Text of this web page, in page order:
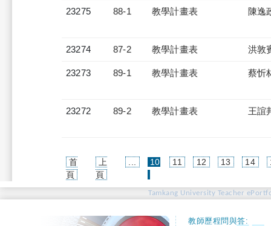
23275 88-1 教學計畫表 陳逸
23274 87-2 教學計畫表 洪敦
23273 89-1 教學計畫表 蔡忻
23272 89-2 教學計畫表 王誼
首
頁
上
頁
10
11 12 13 14
Tamkang University Teacher
教師歷程問與答: